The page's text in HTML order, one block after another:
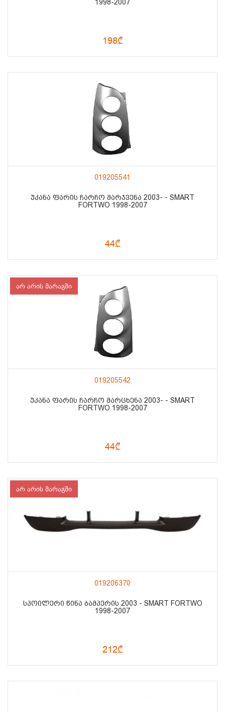
1998-2007
198₾
019205541
ᲣᲙᲐᲜᲐ ᲤᲐᲠᲘᲡ ᲩᲐᲠᲩᲝ ᲛᲐᲠᲯᲕᲔᲜᲐ 2003- - SMART
FORTWO 1998-2007
44₾
არ არის მარაგში
019205542
ᲣᲙᲐᲜᲐ ᲤᲐᲠᲘᲡ ᲩᲐᲠᲩᲝ ᲛᲐᲠᲪᲮᲔᲜᲐ 2003- - SMART
FORTWO 1998-2007
44₾
არ არის მარაგში
019206370
ᲡᲞᲝᲘᲚᲔᲠᲘ ᲬᲘᲜᲐ ᲑᲐᲛᲞᲔᲠᲘᲡ 2003 - SMART FORTWO
1998-2007
212₾